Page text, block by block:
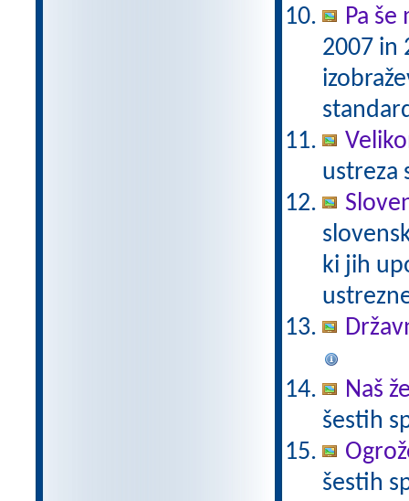
Pa
2007 in
ustreza
ki jih
Naš
šestih
šestih